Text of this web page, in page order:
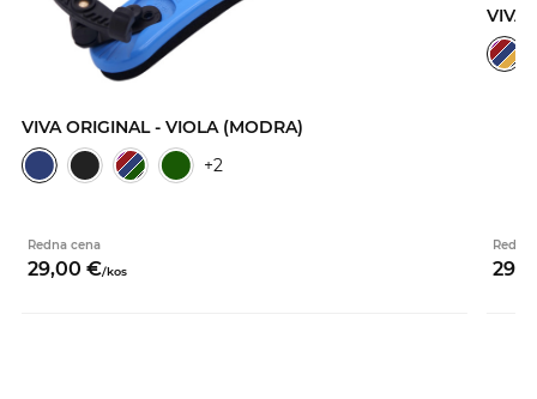
VIVA ORIGINAL - VIOLA (MODRA)
+2
Redna cena
29,00 €/kos
VIVA
Redna
29,